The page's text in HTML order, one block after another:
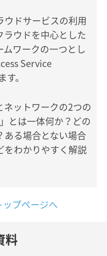
ドサービスの利用
ウドを中心とした
ワークの一つとし
Service
。
ットワークの2つの
とは一体何か？どの
ある場合とない場合
をわかりやすく解説
プページへ
料